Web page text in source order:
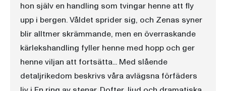
hon själv en handling som tvingar henne att fly
upp i bergen. Våldet sprider sig, och Zenas syner
blir alltmer skrämmande, men en överraskande
kärlekshandling fyller henne med hopp och ger
henne viljan att fortsätta... Med slående
detaljrikedom beskrivs våra avlägsna förfäders